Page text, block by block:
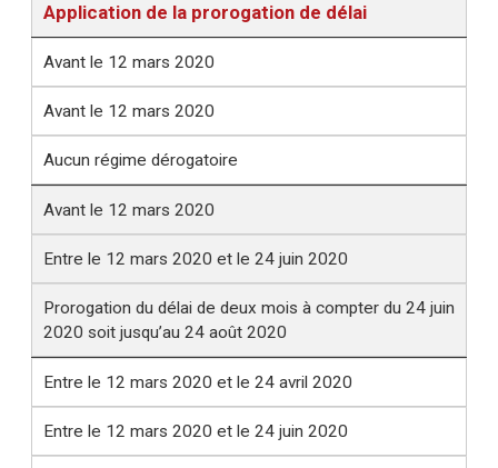
Application de la prorogation de délai
Avant le 12 mars 2020
Avant le 12 mars 2020
Aucun régime dérogatoire
Avant le 12 mars 2020
Entre le 12 mars 2020 et le 24 juin 2020
Prorogation du délai de deux mois à compter du 24 juin
2020 soit jusqu’au 24 août 2020
Entre le 12 mars 2020 et le 24 avril 2020
Entre le 12 mars 2020 et le 24 juin 2020